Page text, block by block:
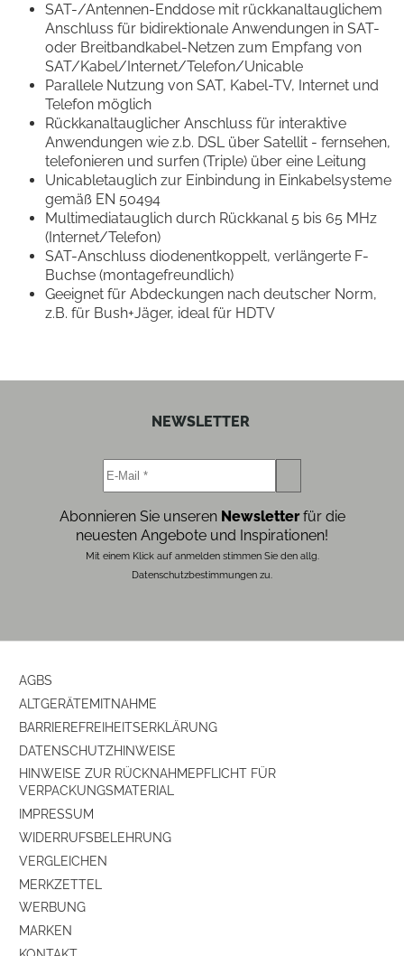
SAT-/Antennen-Enddose mit rückkanaltauglichem
Anschluss für bidirektionale Anwendungen in SAT-
oder Breitbandkabel-Netzen zum Empfang von
SAT/Kabel/Internet/Telefon/Unicable
Parallele Nutzung von SAT, Kabel-TV, Internet und
Telefon möglich
Rückkanaltauglicher Anschluss für interaktive
Anwendungen wie z.b. DSL über Satellit - fernsehen,
telefonieren und surfen (Triple) über eine Leitung
Unicabletauglich zur Einbindung in Einkabelsysteme
gemäß EN 50494
Multimediatauglich durch Rückkanal 5 bis 65 MHz
(Internet/Telefon)
SAT-Anschluss diodenentkoppelt, verlängerte F-
Buchse (montagefreundlich)
Geeignet für Abdeckungen nach deutscher Norm,
z.B. für Bush+Jäger, ideal für HDTV
NEWSLETTER
Abonnieren Sie unseren Newsletterfür die
neuesten Angebote und Inspirationen!
Mit einem Klick auf anmelden stimmen Sie den allg.
Datenschutzbestimmungen zu.
AGBS
ALTGERÄTEMITNAHME
BARRIEREFREIHEITSERKLÄRUNG
DATENSCHUTZHINWEISE
HINWEISE ZUR RÜCKNAHMEPFLICHT FÜR
VERPACKUNGSMATERIAL
IMPRESSUM
WIDERRUFSBELEHRUNG
VERGLEICHEN
MERKZETTEL
WERBUNG
MARKEN